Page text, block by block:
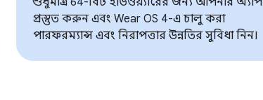
প্রস্তুত করুন এবং Wear OS 4-এ চালু করা
পারফরম্যান্স এবং নিরাপত্তার উন্নতির সুবিধা নিন।